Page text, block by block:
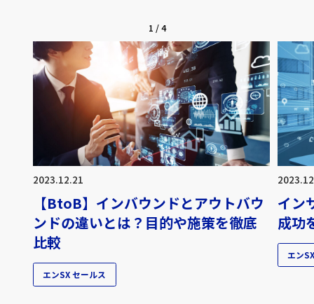
1 /4
2023.12.21
【BtoB】インバウンドとアウトバウ
ンドの違いとは？目的や施策を徹底
比較
エンSX セールス
イン
成功
エン